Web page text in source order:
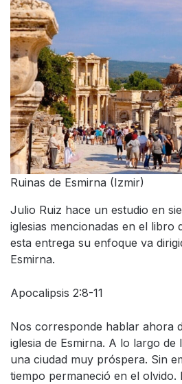
Ruinas de Esmirna (Izmir)
Julio Ruiz hace un estudio en
iglesias mencionadas en el libro
esta entrega su enfoque va
Esmirna.
Apocalipsis 2:8-11
Nos corresponde hablar ahora
iglesia de Esmirna. A lo largo de
una ciudad muy próspera. Sin
tiempo permaneció en el